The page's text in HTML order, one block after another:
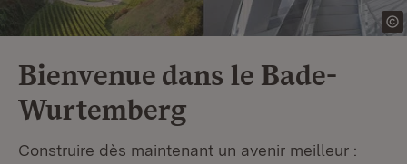
Bienvenue dans le Bade-
Wurtemberg
Construire dès maintenant un avenir meilleur :